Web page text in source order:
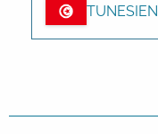
TUNESIEN